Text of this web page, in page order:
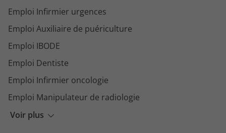
Voir plus
Emploi Infirmier urgences
Emploi Auxiliaire de puériculture
Emploi IBODE
Emploi Dentiste
Emploi Infirmier oncologie
Emploi Manipulateur de radiologie
Emploi Agent de service hospitalier